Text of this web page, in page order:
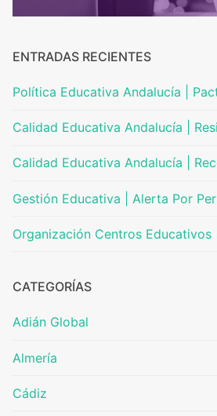
ENTRADAS RECIENTES
Política Educativa Andalucía |
Calidad Educativa Andalucía |
Calidad Educativa Andalucía |
Gestión Educativa | Alerta Por
Organización Centros Educativos
CATEGORÍAS
Adián Global
Almería
Cádiz